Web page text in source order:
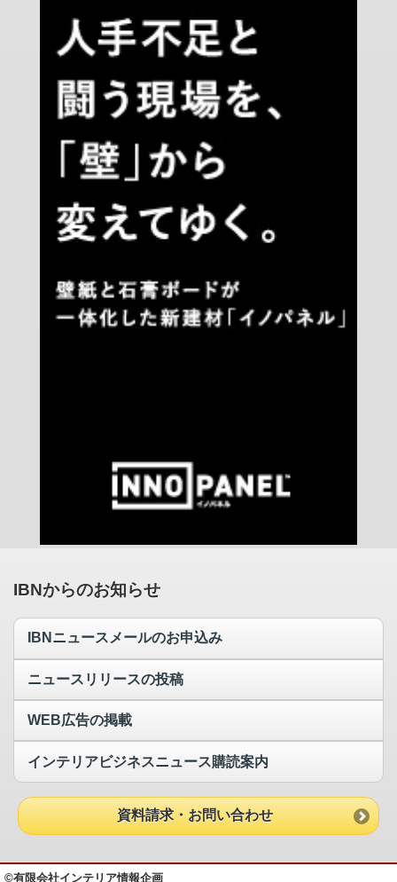
IBNからのお知らせ
IBNニュースメールのお申込み
ニュースリリースの投稿
WEB広告の掲載
インテリアビジネスニュース購読案内
資料請求・お問い合わせ
©有限会社インテリア情報企画